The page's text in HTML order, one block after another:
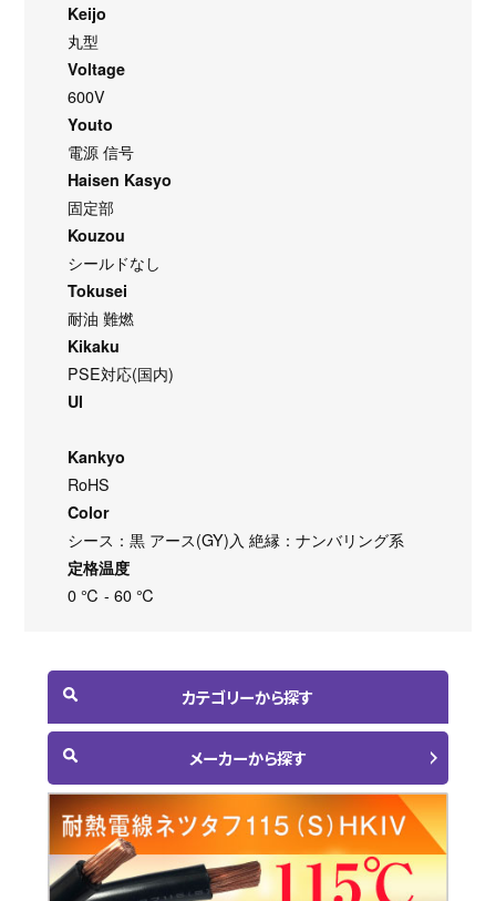
Keijo
丸型
Voltage
600V
Youto
電源 信号
Haisen Kasyo
固定部
Kouzou
シールドなし
Tokusei
耐油 難燃
Kikaku
PSE対応(国内)
Ul
Kankyo
RoHS
Color
シース：黒 アース(GY)入 絶縁：ナンバリング系
定格温度
0 ℃ - 60 ℃
カテゴリーから探す
メーカーから探す